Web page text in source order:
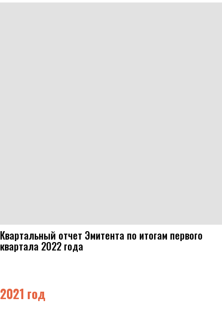
Квартальный отчет Эмитента по итогам первого
квартала 2022 года
2021 год